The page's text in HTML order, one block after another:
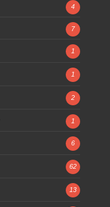
4
7
1
1
2
1
6
62
13